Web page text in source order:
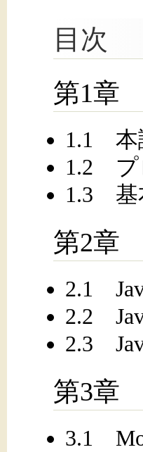
目次
第1章
1.1 本
1.2 プ
1.3 基
第2章
2.1
2.2
2.3
第3章
3.1